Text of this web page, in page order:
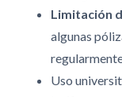
Limitación
algunas
Uso